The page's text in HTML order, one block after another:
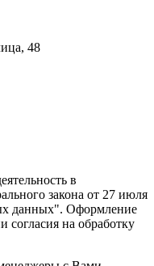
48
в
закона от 27 июля
данных". Оформление
согласия на обработку